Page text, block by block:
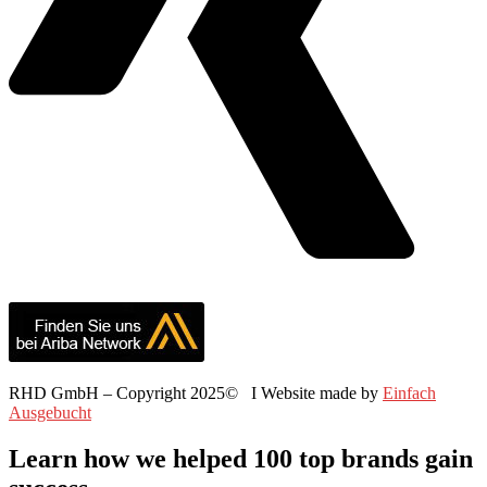
RHD GmbH – Copyright 2025© I Website made by Einfach
Ausgebucht
Learn how we helped 100 top brands gain